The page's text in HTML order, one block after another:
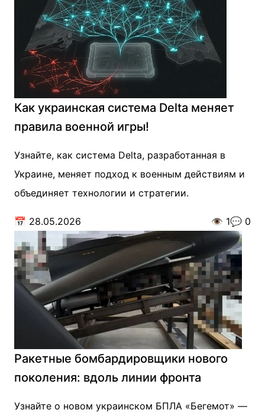
Как украинская система Delta меняет
правила военной игры!
Узнайте, как система Delta, разработанная в
Украине, меняет подход к военным действиям и
объединяет технологии и стратегии.
📅 28.05.2026 👁️ 1💬 0
Ракетные бомбардировщики нового
поколения: вдоль линии фронта
Узнайте о новом украинском БПЛА «Бегемот» —